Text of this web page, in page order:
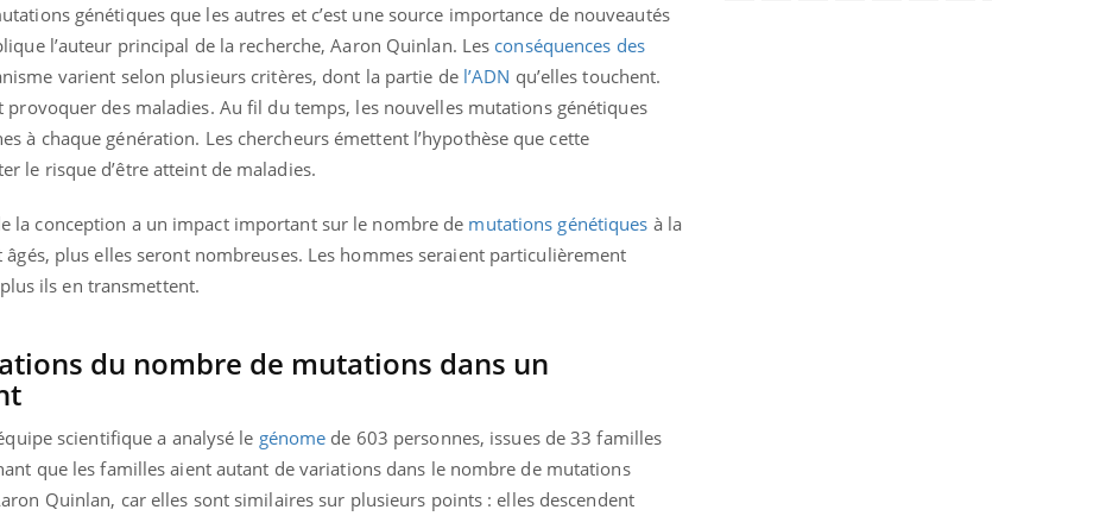
génétiques que les autres et c’est une source importance de nouveautés
l’auteur principal de la recherche, Aaron Quinlan. Les conséquences des
varient selon plusieurs critères, dont la partie de l’ADN qu’elles touchent.
provoquer des maladies. Au fil du temps, les nouvelles mutations génétiques
à chaque génération. Les chercheurs émettent l’hypothèse que cette
le risque d’être atteint de maladies.
la conception a un impact important sur le nombre de mutations génétiques à la
âgés, plus elles seront nombreuses. Les hommes seraient particulièrement
ils en transmettent.
du nombre de mutations dans un
scientifique a analysé le génome de 603 personnes, issues de 33 familles
que les familles aient autant de variations dans le nombre de mutations
Quinlan, car elles sont similaires sur plusieurs points : elles descendent